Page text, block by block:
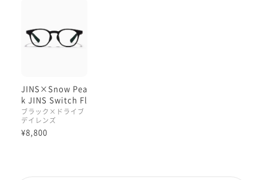
JINS×Snow Pea
k JINS Switch Fl
ip Up
ブラック×ドライブ
デイレンズ
¥8,800